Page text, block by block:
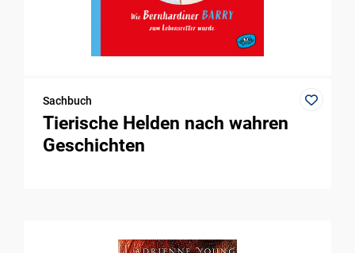
Sachbuch
Tierische Helden nach wahren
Geschichten